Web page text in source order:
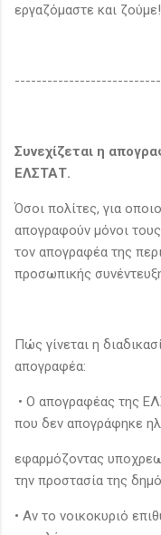
εργαζόμαστε και
Συνεχίζεται η
ΕΛΣΤΑΤ.
Όσοι πολίτες, για
απογραφούν μόνοι
τον απογραφέα της
προσωπικής
Πώς γίνεται η
απογραφέα:
• Ο απογραφέας της
που δεν απογράφηκε
εφαρμόζοντας
την προστασία της
• Αν το νοικοκυριό